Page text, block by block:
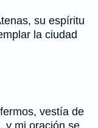
su espíritu
la ciudad
vestía de